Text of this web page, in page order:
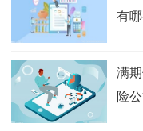
有
满
险